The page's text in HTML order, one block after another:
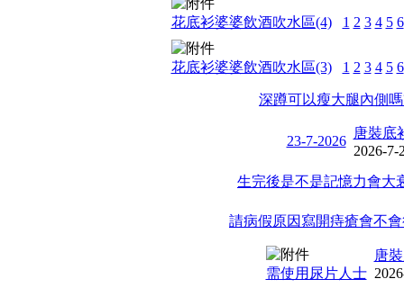
花底衫婆婆飲酒吹水區(4) 1 2 3 4 5 6
花底衫婆婆飲酒吹水區(3) 1 2 3 4 5 6
深蹲可以瘦大腿內側嗎
23-7-2026
唐裝底
2026-7-
生完後是不是記憶力會大
請病假原因寫開痔瘡會不會
需使用尿片人士
唐